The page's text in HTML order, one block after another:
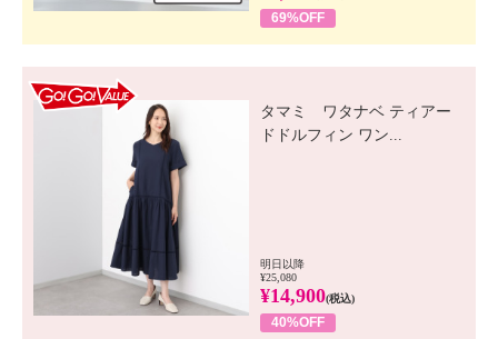
69%OFF
タマミ ワタナベ ティアー
ドドルフィン ワン...
明日以降
¥25,080
¥14,900(税込)
40%OFF